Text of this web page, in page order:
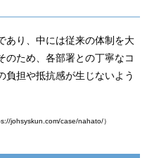
あり、中には従来の体制を大
のため、各部署との丁寧なコ
負担や抵抗感が生じないよう
johsyskun.com/case/nahato/）